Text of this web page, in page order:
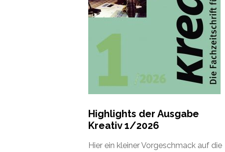
Highlights der Ausgabe
Kreativ 1/2026
Hier ein kleiner Vorgeschmack auf die